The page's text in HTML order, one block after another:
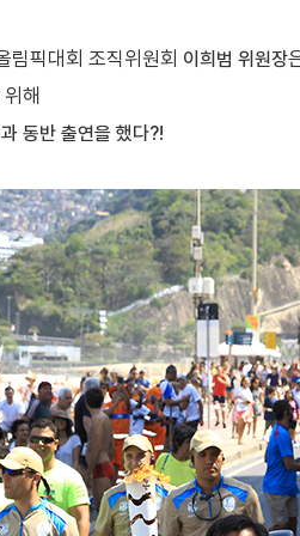
림픽대회 조직위원회 이희범 위원장
해
동반 출연을 했다?!